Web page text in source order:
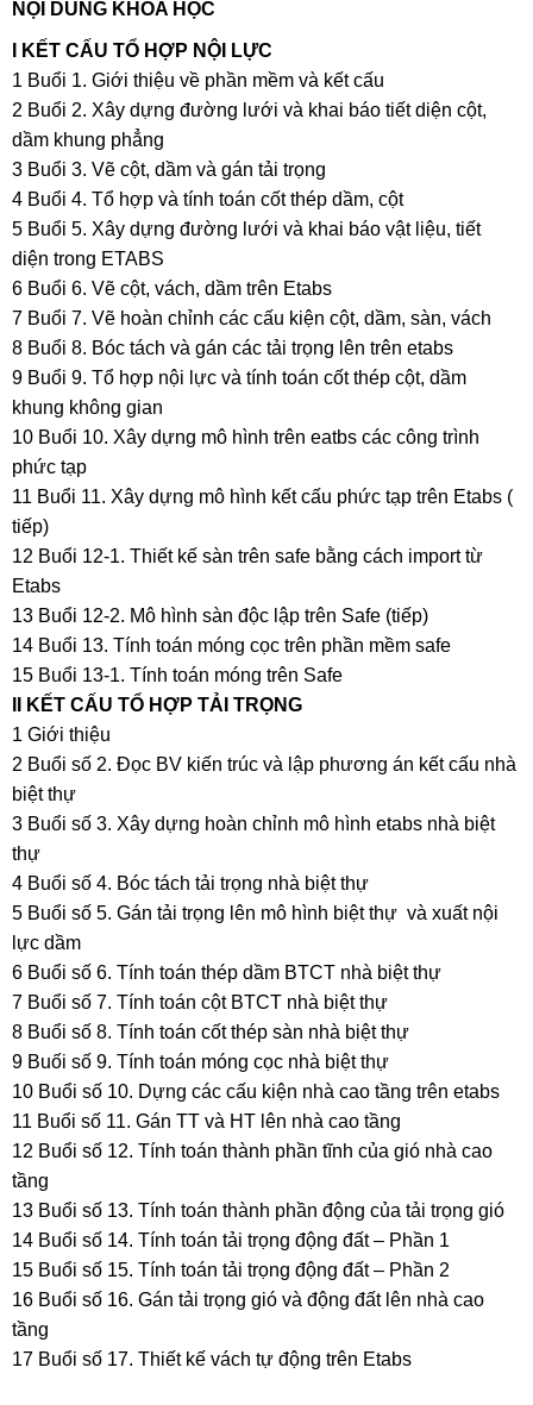
NỘI DUNG KHÓA HỌC
I KẾT CẤU TỔ HỢP NỘI LỰC
1 Buổi 1. Giới thiệu về phần mềm và kết cấu
2 Buổi 2. Xây dựng đường lưới và khai báo tiết diện cột,
dầm khung phẳng
3 Buổi 3. Vẽ cột, dầm và gán tải trọng
4 Buổi 4. Tổ hợp và tính toán cốt thép dầm, cột
5 Buổi 5. Xây dựng đường lưới và khai báo vật liệu, tiết
diện trong ETABS
6 Buổi 6. Vẽ cột, vách, dầm trên Etabs
7 Buổi 7. Vẽ hoàn chỉnh các cấu kiện cột, dầm, sàn, vách
8 Buổi 8. Bóc tách và gán các tải trọng lên trên etabs
9 Buổi 9. Tổ hợp nội lực và tính toán cốt thép cột, dầm
khung không gian
10 Buổi 10. Xây dựng mô hình trên eatbs các công trình
phức tạp
11 Buổi 11. Xây dựng mô hình kết cấu phức tạp trên Etabs (
tiếp)
12 Buổi 12-1. Thiết kế sàn trên safe bằng cách import từ
Etabs
13 Buổi 12-2. Mô hình sàn độc lập trên Safe (tiếp)
14 Buổi 13. Tính toán móng cọc trên phần mềm safe
15 Buổi 13-1. Tính toán móng trên Safe
II KẾT CẤU TỔ HỢP TẢI TRỌNG
1 Giới thiệu
2 Buổi số 2. Đọc BV kiến trúc và lập phương án kết cấu nhà
biệt thự
3 Buổi số 3. Xây dựng hoàn chỉnh mô hình etabs nhà biệt
thự
4 Buổi số 4. Bóc tách tải trọng nhà biệt thự
5 Buổi số 5. Gán tải trọng lên mô hình biệt thự và xuất nội
lực dầm
6 Buổi số 6. Tính toán thép dầm BTCT nhà biệt thự
7 Buổi số 7. Tính toán cột BTCT nhà biệt thự
8 Buổi số 8. Tính toán cốt thép sàn nhà biệt thự
9 Buối số 9. Tính toán móng cọc nhà biệt thự
10 Buổi số 10. Dựng các cấu kiện nhà cao tầng trên etabs
11 Buổi số 11. Gán TT và HT lên nhà cao tầng
12 Buổi số 12. Tính toán thành phần tĩnh của gió nhà cao
tầng
13 Buổi số 13. Tính toán thành phần động của tải trọng gió
14 Buổi số 14. Tính toán tải trọng động đất – Phần 1
15 Buổi số 15. Tính toán tải trọng động đất – Phần 2
16 Buổi số 16. Gán tải trọng gió và động đất lên nhà cao
tầng
17 Buổi số 17. Thiết kế vách tự động trên Etabs